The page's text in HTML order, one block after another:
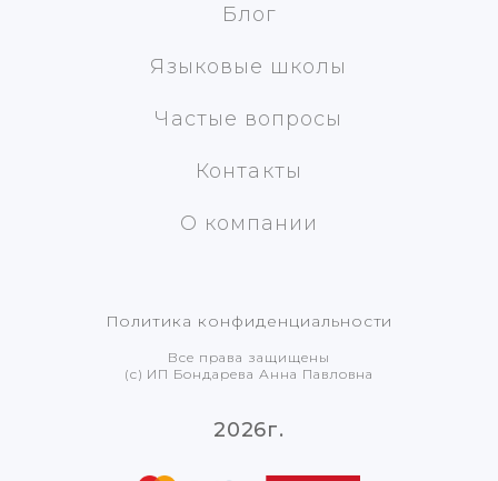
Блог
Языковые школы
Частые вопросы
Контакты
О компании
Все права защищены
(с) ИП Бондарева Анна Павловна
Политика конфиденциальности
2026г.